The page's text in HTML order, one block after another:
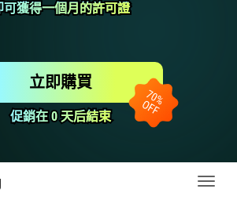
可獲得一個月的許可證
可獲得一個月的許可證
促銷在 0 天后結束
促銷在 0 天后結束
立即購買